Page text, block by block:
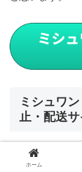
ミシュワ
止・配送
ミシュワンド
ホーム